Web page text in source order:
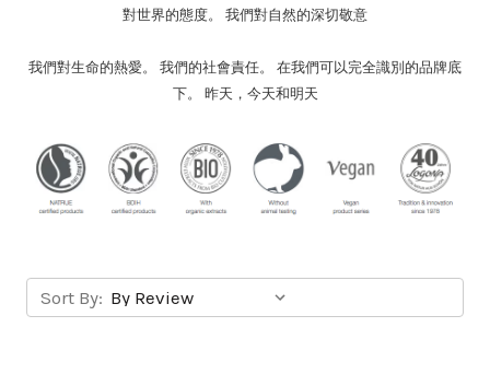
對世界的態度。 我們對自然的深切敬意
我們對生命的熱愛。 我們的社會責任。 在我們可以完全識別的品牌底
下。 昨天，今天和明天
Sort By: